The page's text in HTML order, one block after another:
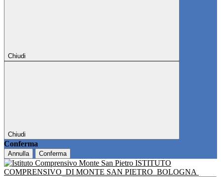
Chiudi
Chiudi
Conferma
Annulla Conferma
ISTITUTO
COMPRENSIVO DI MONTE SAN PIETRO BOLOGNA